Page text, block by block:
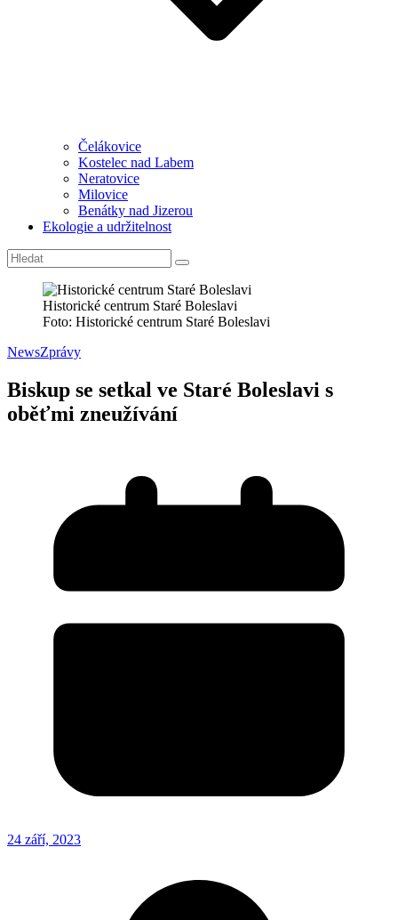
Čelákovice
Kostelec nad Labem
Neratovice
Milovice
Benátky nad Jizerou
Ekologie a udržitelnost
Historické centrum Staré Boleslavi
Foto: Historické centrum Staré Boleslavi
NewsZprávy
Biskup se setkal ve Staré Boleslavi s
oběťmi zneužívání
24 září, 2023